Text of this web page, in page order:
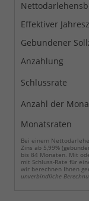
Effektiver
Gebundener
Anzahlung
Schlussrate
Anzahl der
Monatsraten
Bei einem
Zins ab 5,99%
bis 84 Monaten. Mit
mit Schluss-Rate für
wir berechnen Ihnen
unverbindliche